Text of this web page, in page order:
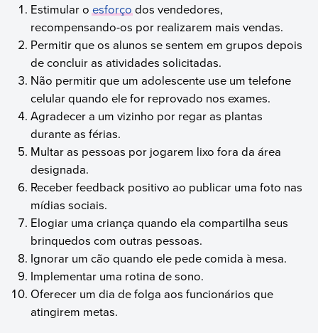
Estimular oesforçodos vendedores,
recompensando-os por realizarem mais vendas.
Permitir que os alunos se sentem em grupos depois
de concluir as atividades solicitadas.
Não permitir que um adolescente use um telefone
celular quando ele for reprovado nos exames.
Agradecer a um vizinho por regar as plantas
durante as férias.
Multar as pessoas por jogarem lixo fora da área
designada.
Receber feedback positivo ao publicar uma foto nas
mídias sociais.
Elogiar uma criança quando ela compartilha seus
brinquedos com outras pessoas.
Ignorar um cão quando ele pede comida à mesa.
Implementar uma rotina de sono.
Oferecer um dia de folga aos funcionários que
atingirem metas.